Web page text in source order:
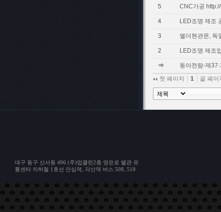
5 CNC가공
4 LED조명 제조
3 엘더현관문, 독
2 LED조명 제조
⇒
동아전람-제
첫 페이지
1 끝 페
대구 동구 신서동 496 (주)업클린2층 영은로 별관 유
통센터 지하철 1호선 안심역, 각산역 버스 508, 518